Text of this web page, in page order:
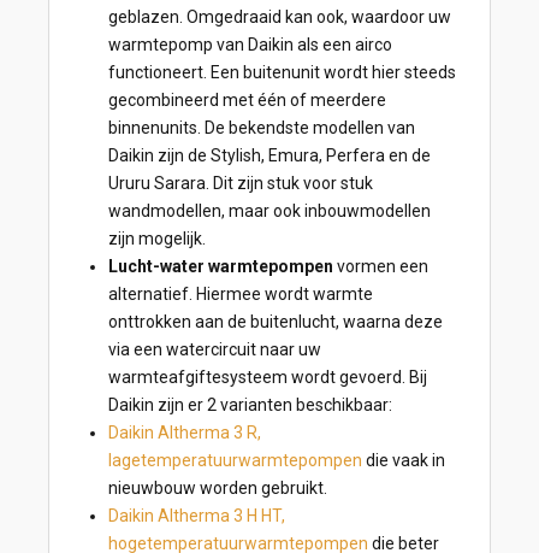
geblazen. Omgedraaid kan ook, waardoor uw
warmtepomp van Daikin als een airco
functioneert. Een buitenunit wordt hier steeds
gecombineerd met één of meerdere
binnenunits. De bekendste modellen van
Daikin zijn de Stylish, Emura, Perfera en de
Ururu Sarara. Dit zijn stuk voor stuk
wandmodellen, maar ook inbouwmodellen
zijn mogelijk.
Lucht-water warmtepompen vormen een
alternatief. Hiermee wordt warmte
onttrokken aan de buitenlucht, waarna deze
via een watercircuit naar uw
warmteafgiftesysteem wordt gevoerd. Bij
Daikin zijn er 2 varianten beschikbaar:
Daikin Altherma 3 R,
lagetemperatuurwarmtepompen die vaak in
nieuwbouw worden gebruikt.
Daikin Altherma 3 H HT,
hogetemperatuurwarmtepompen die beter